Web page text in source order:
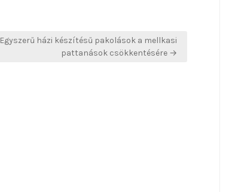
Egyszerű házi készítésű pakolások a mellkasi
pattanások csökkentésére →